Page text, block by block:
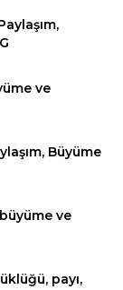
ve
Büyüme
ve
payı,